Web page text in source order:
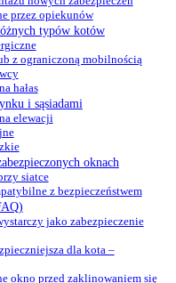
przez opiekunów
typów kotów
z ograniczoną mobilnością
hałas
i sąsiadami
elewacji
oknach
siatce
z bezpieczeństwem
jako zabezpieczenie
dla kota –
okno przed zaklinowaniem się